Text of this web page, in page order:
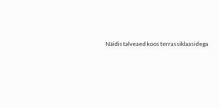
Näidis talveaed koos terrassiklaasidega